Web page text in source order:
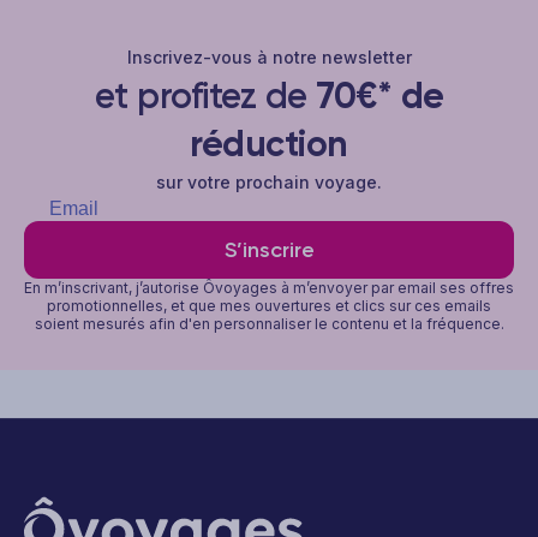
Inscrivez-vous à notre newsletter
et profitez de 70€* de
réduction
sur votre prochain voyage.
S’inscrire
En m’inscrivant, j’autorise Ôvoyages à m’envoyer par email ses offres
promotionnelles, et que mes ouvertures et clics sur ces emails
soient mesurés afin d'en personnaliser le contenu et la fréquence.